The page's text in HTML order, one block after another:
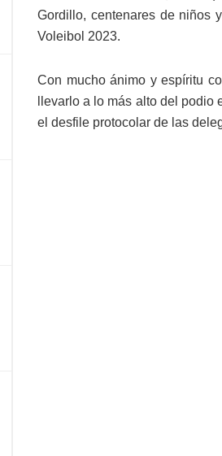
Gordillo, centenares de niños
Voleibol 2023.
Con mucho ánimo y espíritu
llevarlo a lo más alto del
el desfile protocolar de las